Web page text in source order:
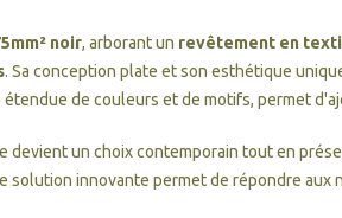
noir, arborant un revêtement en
. Sa conception plate et son esthétique
étendue de couleurs et de motifs, permet
devient un choix contemporain tout en
solution innovante permet de répondre aux